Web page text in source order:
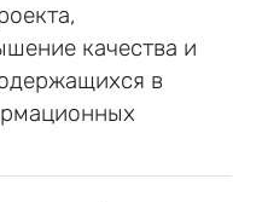
качества и
в